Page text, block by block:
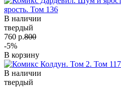
ярость. Том 136
В наличии
твердый
760 р.800
-5%
В корзину
В наличии
твердый